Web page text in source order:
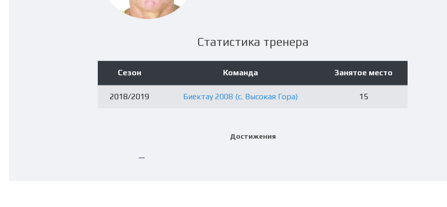
Статистика тренера
Сезон Команда Занятое место
2018/2019 Биектау 2008 (с. Высокая Гора) 15
Достижения
—